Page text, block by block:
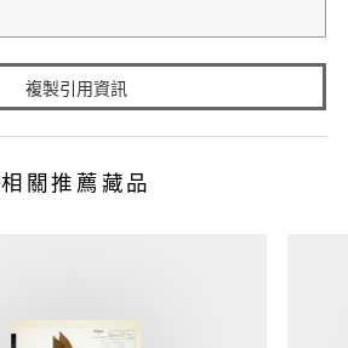
複製引用資訊
相關推薦藏品